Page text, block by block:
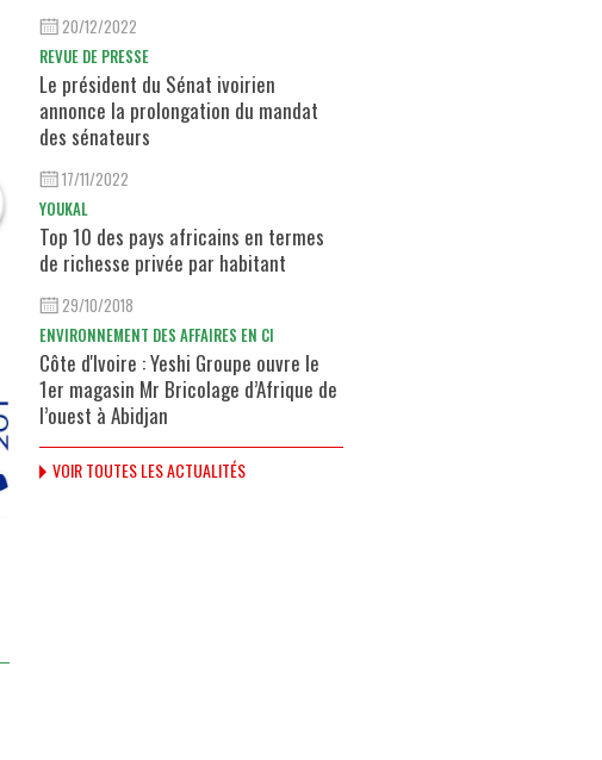
20/12/2022
REVUE DE PRESSE
Le président du Sénat ivoirien
annonce la prolongation du mandat
des sénateurs
17/11/2022
YOUKAL
Top 10 des pays africains en termes
de richesse privée par habitant
29/10/2018
ENVIRONNEMENT DES AFFAIRES EN CI
Côte d'Ivoire : Yeshi Groupe ouvre le
1er magasin Mr Bricolage d’Afrique de
l’ouest à Abidjan
VOIR TOUTES LES ACTUALITÉS